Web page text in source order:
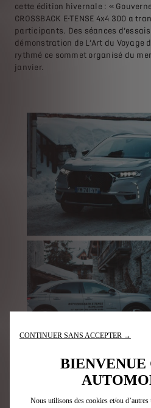
cette édition hivernale : «
CROSSBACK E-TENSE 4x4 300 a
participants. Des séances
démonstration de L’Art du Voyage
rythmé ce sommet organisé du
janvier.
CONTINUER SANS ACCEPTER →
BIENVENUE
Nous utilisons des cookies et/ou